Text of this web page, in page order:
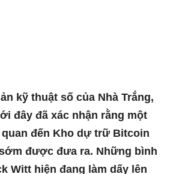
kỹ thuật số của Nhà Trắng,
đây đã xác nhận rằng một
đến Kho dự trữ Bitcoin
được đưa ra. Những bình
Witt hiện đang làm dấy lên